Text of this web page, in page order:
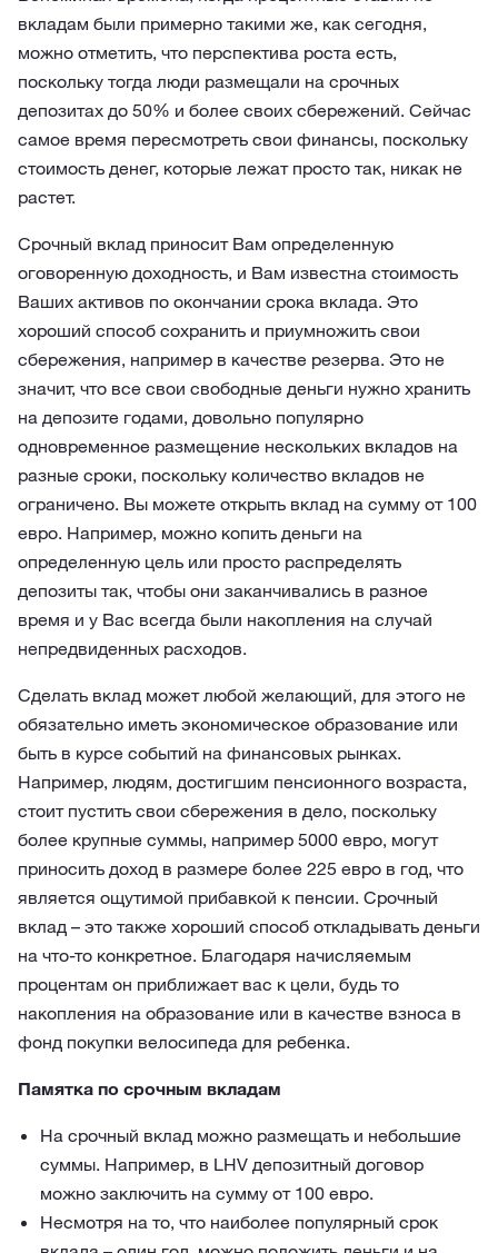
вкладам были примерно такими же, как сегодня,
можно отметить, что перспектива роста есть,
поскольку тогда люди размещали на срочных
депозитах до 50% и более своих сбережений. Сейчас
самое время пересмотреть свои финансы, поскольку
стоимость денег, которые лежат просто так, никак не
растет.
Срочный вклад приносит Вам определенную
оговоренную доходность, и Вам известна стоимость
Ваших активов по окончании срока вклада. Это
хороший способ сохранить и приумножить свои
сбережения, например в качестве резерва. Это не
значит, что все свои свободные деньги нужно хранить
на депозите годами, довольно популярно
одновременное размещение нескольких вкладов на
разные сроки, поскольку количество вкладов не
ограничено. Вы можете открыть вклад на сумму от 100
евро. Например, можно копить деньги на
определенную цель или просто распределять
депозиты так, чтобы они заканчивались в разное
время и у Вас всегда были накопления на случай
непредвиденных расходов.
Сделать вклад может любой желающий, для этого не
обязательно иметь экономическое образование или
быть в курсе событий на финансовых рынках.
Например, людям, достигшим пенсионного возраста,
стоит пустить свои сбережения в дело, поскольку
более крупные суммы, например 5000 евро, могут
приносить доход в размере более 225 евро в год, что
является ощутимой прибавкой к пенсии. Срочный
вклад – это также хороший способ откладывать деньги
на что-то конкретное. Благодаря начисляемым
процентам он приближает вас к цели, будь то
накопления на образование или в качестве взноса в
фонд покупки велосипеда для ребенка.
Памятка по срочным вкладам
На срочный вклад можно размещать и небольшие
суммы. Например, в LHV депозитный договор
можно заключить на сумму от 100 евро.
Несмотря на то, что наиболее популярный срок